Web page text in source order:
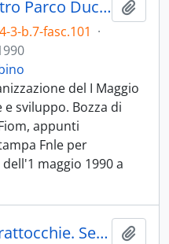
1 maggio Urbania contro Parco Ducale
3-b.7-fasc.101 ·
del I Maggio
sviluppo. Bozza di
appunti
Fnle per
maggio 1990 a
"12-13 gennaio 1976 Frattocchie. Seminario sul Parlamento"